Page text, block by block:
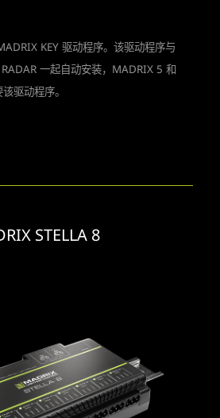
KEY 驱动程序。该驱动程序与
一起自动安装，MADRIX 5 和
驱动程序。
STELLA 8